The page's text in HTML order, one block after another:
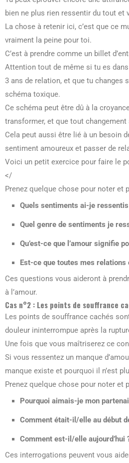
bien ne plus rien ressentir du tout et
La chose à retenir ici, c’est que ce
vraiment la peine pour toi.
C’est à prendre comme un billet
Attention tout de même si tu es
3 ans de relation, et que tu changes
schéma toxique.
Ce schéma peut être dû à la
transformer, et que tout changement
Cela peut aussi être lié à un besoin
sentiment amoureux et passer de
Voici un petit exercice pour faire le
</
Prenez quelque chose pour noter et
Quels sentiments ai-je
Quel genre de sentiments je
Qu’est-ce que l’amour signifie
Est-ce que toutes mes relations
Ces questions vous aideront à
à l’amour.
Cas n°2 : Les points de souffrance
Les points de souffrance cachés
douleur ininterrompue après la
Une fois que vous maîtriserez ce
Si vous ressentez un manque
manque existe et pourquoi il n’est
Prenez quelque chose pour noter et
Pourquoi aimais-je mon
Comment était-il/elle au début
Comment est-il/elle aujourd’hui
Ces interrogations peuvent vous